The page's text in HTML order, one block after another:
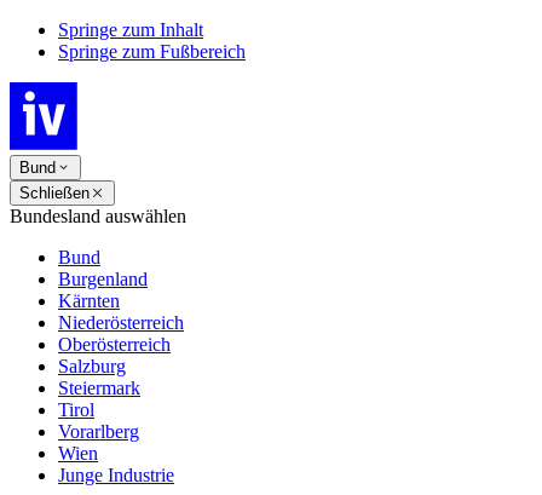
Springe zum Inhalt
Springe zum Fußbereich
Bund
Schließen
Bundesland auswählen
Bund
Burgenland
Kärnten
Niederösterreich
Oberösterreich
Salzburg
Steiermark
Tirol
Vorarlberg
Wien
Junge Industrie